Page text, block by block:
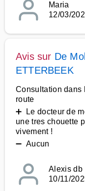
Maria
12/03/
Avis sur De
ETTERBEEK
Consultation dans
route
➕ Le docteur de
une tres chouette
vivement !
➖ Aucun
Alexis db
10/11/